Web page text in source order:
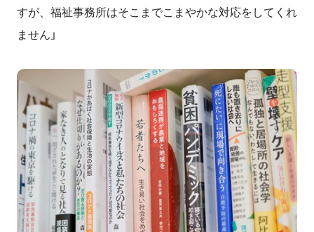
すが、福祉事務所はそこまでこまやかな対応をしてくれ
ません」